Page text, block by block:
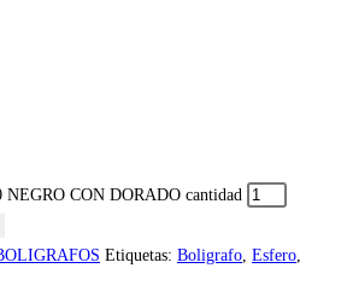
CON DORADO cantidad
Etiquetas: Boligrafo, Esfero,